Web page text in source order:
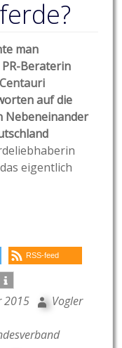
man
Beraterin
auf die
Nebeneinander
eigentlich
RSS-feed
2015 Vogler